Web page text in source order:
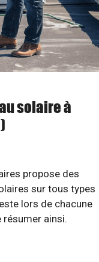
solaire à
propose des
sur tous types
lors de chacune
ainsi.